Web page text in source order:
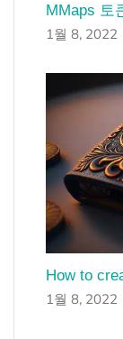
MMaps 토
1월 8, 2022
How to
1월 8, 2022